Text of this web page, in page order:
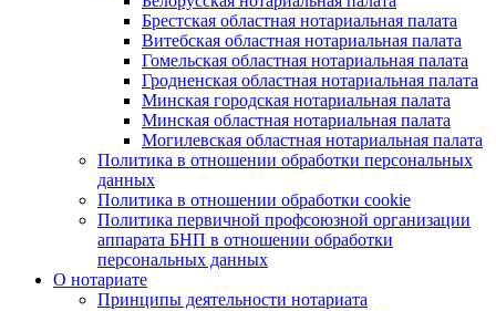
Брестская областная нотариальная палата
Витебская областная нотариальная палата
Гомельская областная нотариальная палата
Гродненская областная нотариальная палата
Минская городская нотариальная палата
Минская областная нотариальная палата
Могилевская областная нотариальная палата
Политика в отношении обработки персональных
данных
Политика в отношении обработки cookie
Политика первичной профсоюзной организации
аппарата БНП в отношении обработки
персональных данных
О нотариате
Принципы деятельности нотариата